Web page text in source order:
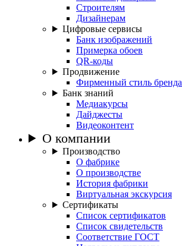
Строителям
Дизайнерам
Цифровые сервисы
Банк изображений
Примерка обоев
QR-коды
Продвижение
Фирменный стиль
Банк знаний
Медиакурсы
Дайджесты
Видеоконтент
О компании
Производство
О фабрике
О производстве
История фабрики
Виртуальная экскурсия
Сертификаты
Список сертификатов
Список свидетельств
Соответствие ГОСТ